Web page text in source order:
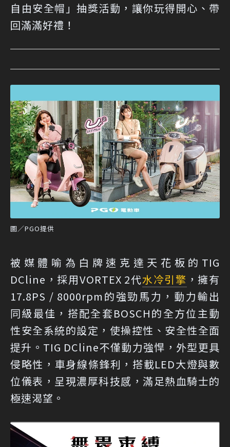
自由安全帽」抽獎活動，讓你玩得開心、帶
回滿滿好禮！
圖／PGO提供
被媒體喻為白牌速克達天花板的TIG
DCline，採用VORTEX 2代水冷引擎 ，擁有
17.8PS / 8000rpm的強勁馬力，動力輸出
同級最佳，搭配全套BOSCH的全方位主動
性安全系統的設定，使操控性、安全性全面
提升。TIG DCline不僅動力強悍，外型更具
侵略性，車身線條鋒利，搭載LED大燈與數
位儀表，呈現濃厚科技感，滿足熱血騎士的
極速渴望。